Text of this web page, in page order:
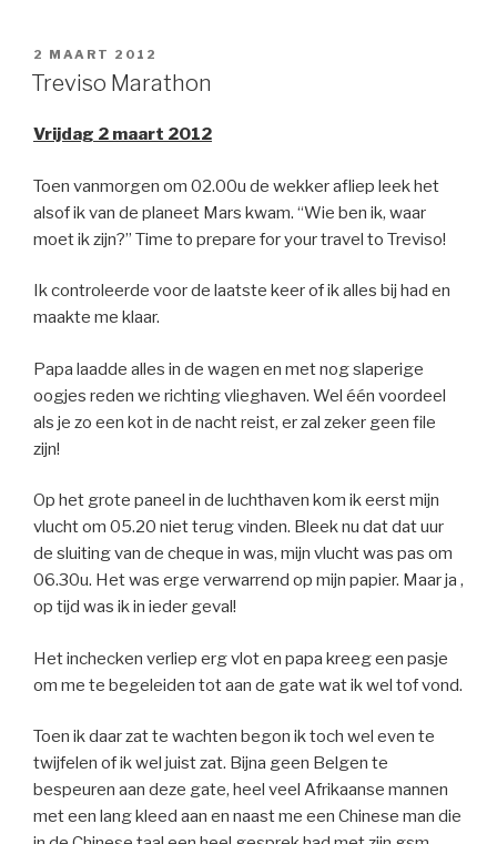
GEPLAATST
OP
2 MAART 2012
Treviso Marathon
Vrijdag 2 maart 2012
Toen vanmorgen om 02.00u de wekker afliep leek het
alsof ik van de planeet Mars kwam. “Wie ben ik, waar
moet ik zijn?” Time to prepare for your travel to Treviso!
Ik controleerde voor de laatste keer of ik alles bij had en
maakte me klaar.
Papa laadde alles in de wagen en met nog slaperige
oogjes reden we richting vlieghaven. Wel één voordeel
als je zo een kot in de nacht reist, er zal zeker geen file
zijn!
Op het grote paneel in de luchthaven kom ik eerst mijn
vlucht om 05.20 niet terug vinden. Bleek nu dat dat uur
de sluiting van de cheque in was, mijn vlucht was pas om
06.30u. Het was erge verwarrend op mijn papier. Maar ja ,
op tijd was ik in ieder geval!
Het inchecken verliep erg vlot en papa kreeg een pasje
om me te begeleiden tot aan de gate wat ik wel tof vond.
Toen ik daar zat te wachten begon ik toch wel even te
twijfelen of ik wel juist zat. Bijna geen Belgen te
bespeuren aan deze gate, heel veel Afrikaanse mannen
met een lang kleed aan en naast me een Chinese man die